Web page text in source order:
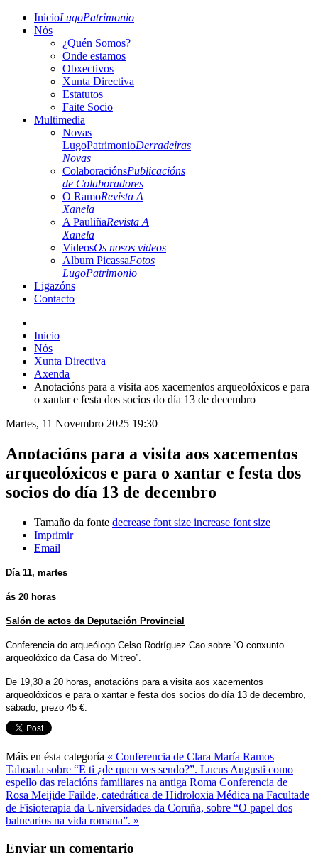
InicioLugoPatrimonio
Nós
¿Quén Somos?
Onde estamos
Obxectivos
Xunta Directiva
Estatutos
Faite Socio
Multimedia
Novas
LugoPatrimonioDerradeiras
Novas
ColaboraciónsPublicacións
de Colaboradores
O RamoRevista A
Xanela
A PauliñaRevista A
Xanela
VideosOs nosos videos
Album PicassaFotos
LugoPatrimonio
Ligazóns
Contacto
Inicio
Nós
Xunta Directiva
Axenda
Anotacións para a visita aos xacementos arqueolóxicos e para
o xantar e festa dos socios do día 13 de decembro
Martes, 11 Novembro 2025 19:30
Anotacións para a visita aos xacementos
arqueolóxicos e para o xantar e festa dos
socios do día 13 de decembro
Tamaño da fonte decrease font size increase font size
Imprimir
Email
Día 11, martes
ás 20 horas
Salón de actos da Deputación Provincial
Conferencia do arqueólogo Celso Rodríguez Cao sobre “O conxunto
arqueolóxico da Casa do Mitreo”.
De 19,30 a 20 horas, anotacións para a visita aos xacementos
arqueolóxicos e para o xantar e festa dos socios do día 13 de decembro,
sábado, prezo 45 €.
Máis en ésta categoría « Conferencia de Clara María Ramos
Taboada sobre “E ti ¿de quen ves sendo?”. Lucus Augusti como
espello das relacións familiares na antiga Roma Conferencia de
Rosa Meijide Failde, catedrática de Hidroloxia Médica na Facultade
de Fisioterapia da Universidades da Coruña, sobre “O papel dos
balnearios na vida romana”. »
Enviar un comentario